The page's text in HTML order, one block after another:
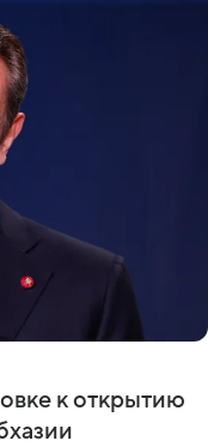
к открытию